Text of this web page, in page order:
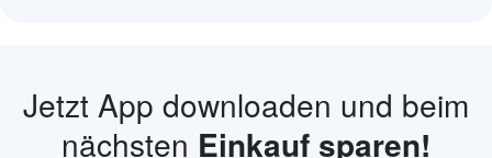
Jetzt App downloaden und beim
nächsten Einkauf sparen!